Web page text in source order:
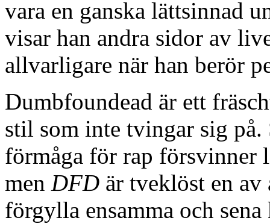
vara en ganska lättsinnad
visar han andra sidor av
allvarligare när han berör
Dumbfoundead är ett
stil som inte tvingar sig på.
förmåga för rap försvinner
men DFD är tveklöst en
förgylla ensamma och